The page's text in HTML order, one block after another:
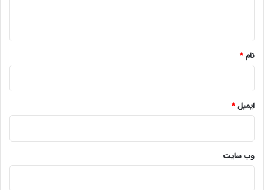
نام*
ایمیل*
وب‌ سایت